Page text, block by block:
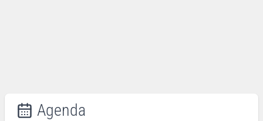
Agenda